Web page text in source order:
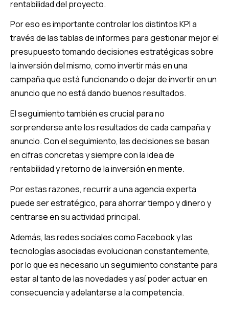
rentabilidad del proyecto.
Por eso es importante controlar los distintos KPI a
través de las tablas de informes para gestionar mejor el
presupuesto tomando decisiones estratégicas sobre
la inversión del mismo, como invertir más en una
campaña que está funcionando o dejar de invertir en un
anuncio que no está dando buenos resultados.
El seguimiento también es crucial para no
sorprenderse ante los resultados de cada campaña y
anuncio. Con el seguimiento, las decisiones se basan
en cifras concretas y siempre con la idea de
rentabilidad y retorno de la inversión en mente.
Por estas razones, recurrir a una agencia experta
puede ser estratégico, para ahorrar tiempo y dinero y
centrarse en su actividad principal.
Además, las redes sociales como Facebook y las
tecnologías asociadas evolucionan constantemente,
por lo que es necesario un seguimiento constante para
estar al tanto de las novedades y así poder actuar en
consecuencia y adelantarse a la competencia.